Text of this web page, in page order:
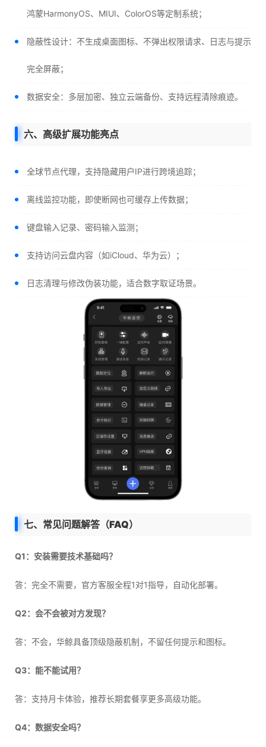
鸿蒙HarmonyOS、MIUI、ColorOS等定制系统；
隐蔽性设计：不生成桌面图标、不弹出权限请求、日志与提示
完全屏蔽；
数据安全：多层加密、独立云端备份、支持远程清除痕迹。
六、高级扩展功能亮点
全球节点代理，支持隐藏用户IP进行跨境追踪；
离线监控功能，即使断网也可缓存上传数据；
键盘输入记录、密码输入监测；
支持访问云盘内容（如iCloud、华为云）；
日志清理与修改伪装功能，适合数字取证场景。
七、常见问题解答（FAQ）
Q1：安装需要技术基础吗？
答：完全不需要，官方客服全程1对1指导，自动化部署。
Q2：会不会被对方发现？
答：不会，华鲸具备顶级隐蔽机制，不留任何提示和图标。
Q3：能不能试用？
答：支持月卡体验，推荐长期套餐享更多高级功能。
Q4：数据安全吗？